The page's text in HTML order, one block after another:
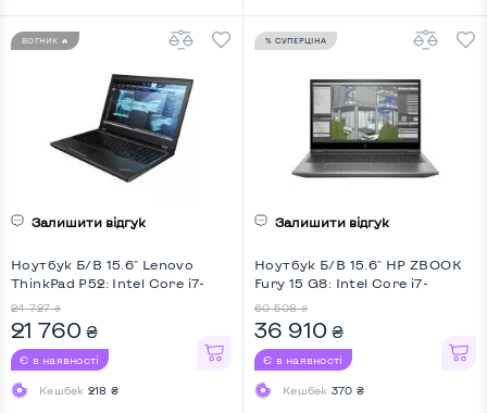
ВОГНИК 🔥
Залишити відгук
Ноутбук Б/В 15.6" Lenovo
ThinkPad P52: Intel Core i7-
Full HD, Key Light
24 727 ₴
21 760 ₴
Є в наявності
Кешбек 218 ₴
% СУПЕРЦІНА
Залишити відгук
Ноутбук Б/В 15.6" HP ZBOOK
Fury 15 G8: Intel Core i7-
Full HD
60 508 ₴
36 910 ₴
Є в наявності
Кешбек 370 ₴